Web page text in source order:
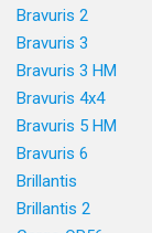
Bravuris 2
Bravuris 3
Bravuris 3 HM
Bravuris 4x4
Bravuris 5 HM
Bravuris 6
Brillantis
Brillantis 2